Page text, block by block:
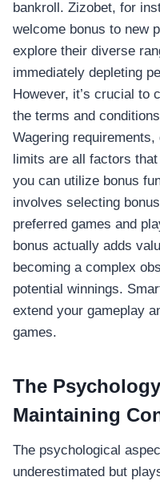
อุปกรณ์เพื่อความบันเทิง
หูฟัง
โทรทัศน์
bankroll. Zizobet, for
welcome bonus to new
explore their diverse
immediately depleting
However, it’s crucial to
the terms and
Wagering
limits are all factors
you can utilize bonus
involves selecting
preferred games and
bonus actually adds
becoming a complex
potential winnings.
extend your gameplay
games.
The
Maintaining
The psychological
underestimated but